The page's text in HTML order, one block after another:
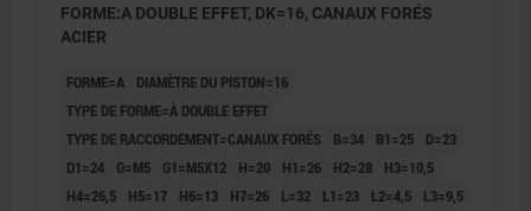
FORME:A DOUBLE EFFET, DK=16, CANAUX FORÉS
ACIER
FORME=A
DIAMÈTRE DU PISTON=16
TYPE DE FORME=À DOUBLE EFFET
TYPE DE RACCORDEMENT=CANAUX FORÉS
B=34 B1=25
D=23
D1=24
G=M5 G1=M5X12 H=20 H1=26 H2=28
H3=10,5
H4=26,5
H5=17 H6=13 H7=26 L=32 L1=23 L2=4,5
L3=9,5